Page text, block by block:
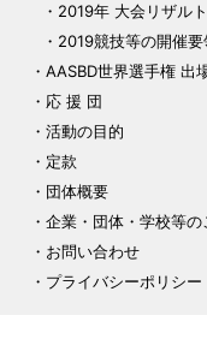
2019年 大会リザルト
2019競技等の開催要
AASBD世界選手権 出
応 援 団
活動の目的
定款
団体概要
企業・団体・学校等
お問い合わせ
プライバシーポリシー